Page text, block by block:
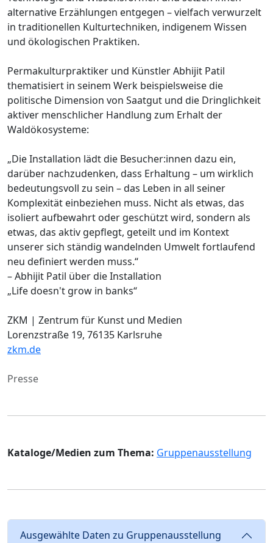
alternative Erzählungen entgegen – vielfach verwurzelt
in traditionellen Kulturtechniken, indigenem Wissen
und ökologischen Praktiken.
Permakulturpraktiker und Künstler Abhijit Patil
thematisiert in seinem Werk beispielsweise die
politische Dimension von Saatgut und die Dringlichkeit
aktiver menschlicher Handlung zum Erhalt der
Waldökosysteme:
„Die Installation lädt die Besucher:innen dazu ein,
darüber nachzudenken, dass Erhaltung – um wirklich
bedeutungsvoll zu sein – das Leben in all seiner
Komplexität einbeziehen muss. Nicht als etwas, das
isoliert aufbewahrt oder geschützt wird, sondern als
etwas, das aktiv gepflegt, geteilt und im Kontext
unserer sich ständig wandelnden Umwelt fortlaufend
neu definiert werden muss.“
– Abhijit Patil über die Installation
„Life doesn't grow in banks“
ZKM | Zentrum für Kunst und Medien
Lorenzstraße 19, 76135 Karlsruhe
zkm.de
Presse
Kataloge/Medien zum Thema: Gruppenausstellung
Ausgewählte Daten zu Gruppenausstellung